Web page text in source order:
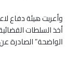
​وأعربت هيئة دفاع
أخذ السلطات
الواضحة” الصادرة